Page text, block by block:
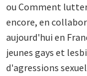
ou Comment
encore, en
aujourd'hui en
jeunes gays et
d'agressions